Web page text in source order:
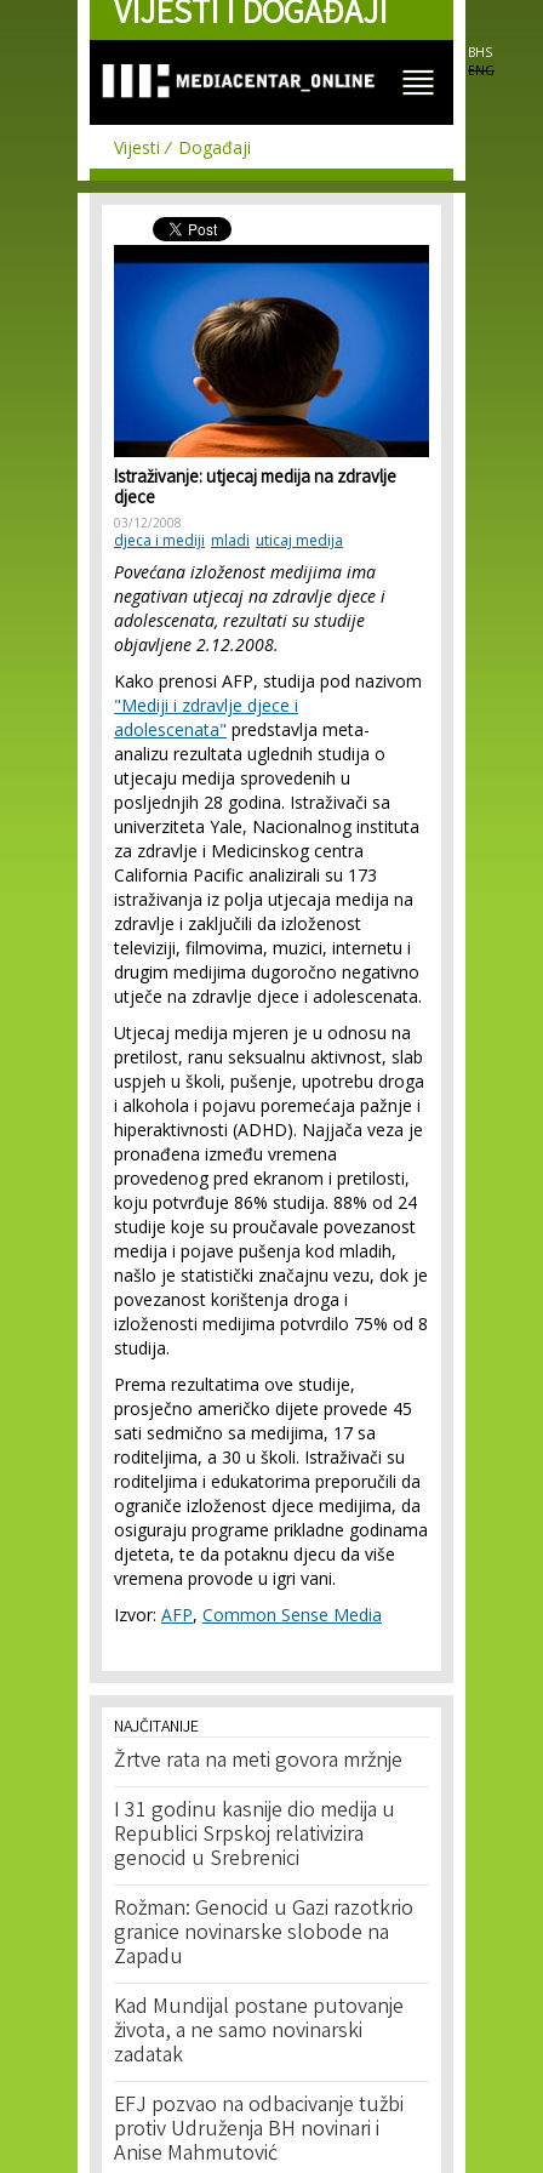
Skip to
main
VIJESTI I DOGAĐAJI
BHS
ENG
Vijesti Događaji
Istraživanje: utjecaj medija na zdravlje
djece
03/12/2008
djeca i mediji mladi uticaj medija
Povećana izloženost medijima ima
negativan utjecaj na zdravlje djece i
adolescenata, rezultati su studije
objavljene 2.12.2008.
Kako prenosi AFP, studija pod nazivom
"Mediji i zdravlje djece i
adolescenata" predstavlja meta-
analizu rezultata uglednih studija o
utjecaju medija sprovedenih u
posljednjih 28 godina. Istraživači sa
univerziteta Yale, Nacionalnog instituta
za zdravlje i Medicinskog centra
California Pacific analizirali su 173
istraživanja iz polja utjecaja medija na
zdravlje i zaključili da izloženost
televiziji, filmovima, muzici, internetu i
drugim medijima dugoročno negativno
utječe na zdravlje djece i adolescenata.
Utjecaj medija mjeren je u odnosu na
pretilost, ranu seksualnu aktivnost, slab
uspjeh u školi, pušenje, upotrebu droga
i alkohola i pojavu poremećaja pažnje i
hiperaktivnosti (ADHD). Najjača veza je
pronađena između vremena
provedenog pred ekranom i pretilosti,
koju potvrđuje 86% studija. 88% od 24
studije koje su proučavale povezanost
medija i pojave pušenja kod mladih,
našlo je statistički značajnu vezu, dok je
povezanost korištenja droga i
izloženosti medijima potvrdilo 75% od 8
studija.
Prema rezultatima ove studije,
prosječno američko dijete provede 45
sati sedmično sa medijima, 17 sa
roditeljima, a 30 u školi. Istraživači su
roditeljima i edukatorima preporučili da
ograniče izloženost djece medijima, da
osiguraju programe prikladne godinama
djeteta, te da potaknu djecu da više
vremena provode u igri vani.
Izvor: AFP, Common Sense Media
NAJČITANIJE
Žrtve rata na meti govora mržnje
I 31 godinu kasnije dio medija u
Republici Srpskoj relativizira
genocid u Srebrenici
Rožman: Genocid u Gazi razotkrio
granice novinarske slobode na
Zapadu
Kad Mundijal postane putovanje
života, a ne samo novinarski
zadatak
EFJ pozvao na odbacivanje tužbi
protiv Udruženja BH novinari i
Anise Mahmutović